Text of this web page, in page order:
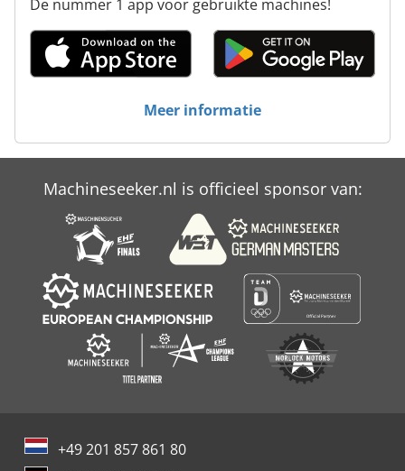
Vervoer
De nummer 1 app voor gebruikte machines!
Meer informatie
Machineseeker.nl is officieel sponsor van:
+49 201 857 861 80